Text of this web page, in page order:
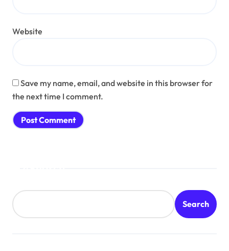
Website
Save my name, email, and website in this browser for
the next time I comment.
Search